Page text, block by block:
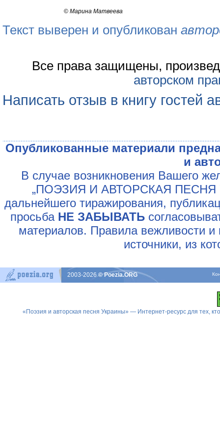
© Марина Матвеева
Текст выверен и опубликован
Все права защищены,
авторском
Написать отзыв в книгу гостей
Опубликованные материали
и
В случае возникновения Вашего
„ПОЭЗИЯ И АВТОРСКАЯ ПЕСНЯ
дальнейшего тиражирования,
просьба НЕ ЗАБЫВАТЬ
материалов. Правила вежливости и
источники, из
2003-2026© Poezia.ORG
«Поэзия и авторская песня Украины» — Интернет-ресурс для тех,